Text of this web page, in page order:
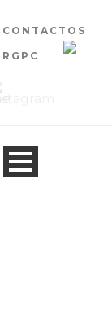
CONTACTOS
RGPC